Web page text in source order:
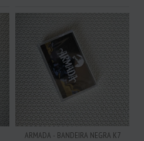
ARMADA - BANDEIRA NEGRA K7